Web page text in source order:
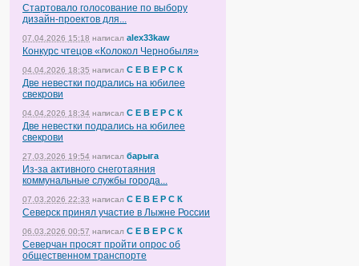
Стартовало голосование по выбору
дизайн-проектов для...
07.04.2026 15:18 написал alex33kaw
Конкурс чтецов «Колокол Чернобыля»
04.04.2026 18:35 написал С Е В Е Р С К
Две невестки подрались на юбилее
свекрови
04.04.2026 18:34 написал С Е В Е Р С К
Две невестки подрались на юбилее
свекрови
27.03.2026 19:54 написал барыга
Из-за активного снеготаяния
коммунальные службы города...
07.03.2026 22:33 написал С Е В Е Р С К
Северск принял участие в Лыжне России
06.03.2026 00:57 написал С Е В Е Р С К
Северчан просят пройти опрос об
общественном транспорте